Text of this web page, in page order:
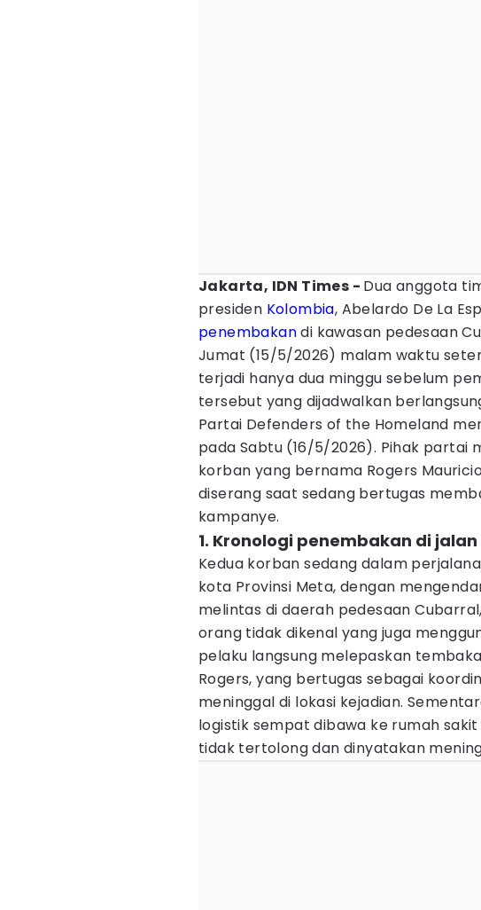
Jakarta, IDN Times - Dua anggota
presiden Kolombia, Abelardo De La
penembakandi kawasan pedesaan
Jumat (15/5/2026) malam waktu
terjadi hanya dua minggu sebelum
tersebut yang dijadwalkan
Partai Defenders of the Homeland
pada Sabtu (16/5/2026). Pihak partai
korban yang bernama Rogers
diserang saat sedang bertugas
kampanye.
1. Kronologi penembakan di jalan
Kedua korban sedang dalam
kota Provinsi Meta, dengan
melintas di daerah pedesaan
orang tidak dikenal yang juga
pelaku langsung melepaskan
Rogers, yang bertugas sebagai
meninggal di lokasi kejadian.
logistik sempat dibawa ke rumah
tidak tertolong dan dinyatakan